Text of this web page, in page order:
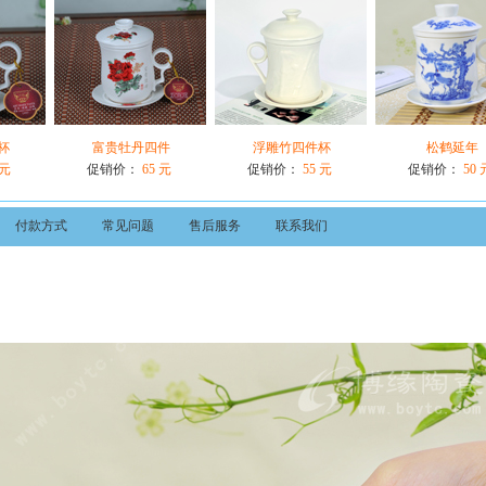
富贵牡丹四件
促销价： 65 元
浮雕竹四件杯
促销价： 55 元
松鹤延年
促销价： 50
付款方式 常见问题 售后服务 联系我们